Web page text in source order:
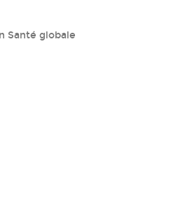
Santé globale